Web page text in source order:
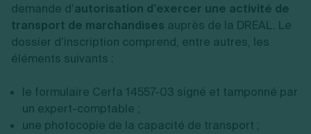
demande d’autorisation d’exercer une activité de
transport de marchandises auprès de la DREAL. Le
dossier d’inscription comprend, entre autres, les
éléments suivants :
le formulaire Cerfa 14557-03 signé et tamponné par
un expert-comptable ;
une photocopie de la capacité de transport ;